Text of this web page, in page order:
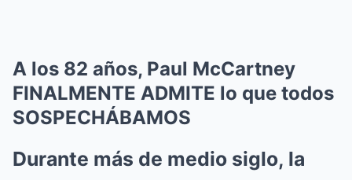
A los 82 años, Paul McCartney
FINALMENTE ADMITE lo que todos
SOSPECHÁBAMOS
Durante más de medio siglo, la